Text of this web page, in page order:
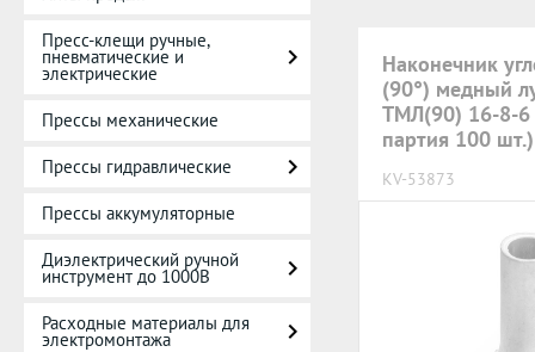
Пресс-клещи ручные,
пневматические и
электрические
Прессы механические
Прессы гидравлические
Прессы аккумуляторные
Диэлектрический ручной
инструмент до 1000В
Расходные материалы для
электромонтажа
Наконечник
(90°) медный
ТМЛ(90) 16-8-
партия 100
KV-53873